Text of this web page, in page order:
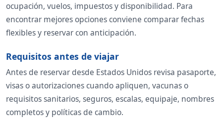
ocupación, vuelos, impuestos y disponibilidad. Para
encontrar mejores opciones conviene comparar fechas
flexibles y reservar con anticipación.
Requisitos antes de viajar
Antes de reservar desde Estados Unidos revisa pasaporte,
visas o autorizaciones cuando apliquen, vacunas o
requisitos sanitarios, seguros, escalas, equipaje, nombres
completos y políticas de cambio.